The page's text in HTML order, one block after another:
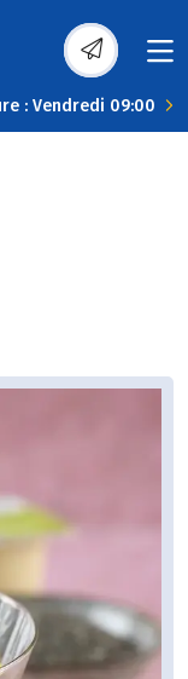
: Vendredi 09:00